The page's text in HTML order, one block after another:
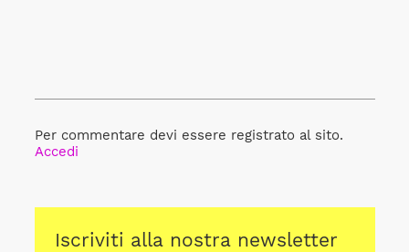
Per commentare devi essere registrato al sito.
Accedi
Iscriviti alla nostra newsletter